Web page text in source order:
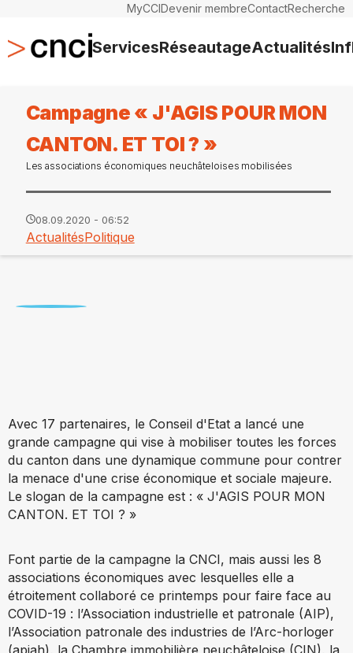
MyCCIDevenir membreContactRecherche
ServicesRéseautageActualités
Campagne « J'AGIS POUR MON
CANTON. ET TOI ? »
Les associations économiques neuchâteloises mobilisées
08.09.2020 - 06:52
ActualitésPolitique
Avec 17 partenaires, le Conseil d'Etat a lancé une
grande campagne qui vise à mobiliser toutes les forces
du canton dans une dynamique commune pour contrer
la menace d'une crise économique et sociale majeure.
Le slogan de la campagne est : « J'AGIS POUR MON
CANTON. ET TOI ? »
Font partie de la campagne la CNCI, mais aussi les 8
associations économiques avec lesquelles elle a
étroitement collaboré ce printemps pour faire face au
COVID-19 : l’Association industrielle et patronale (AIP),
l’Association patronale des industries de l’Arc-horloger